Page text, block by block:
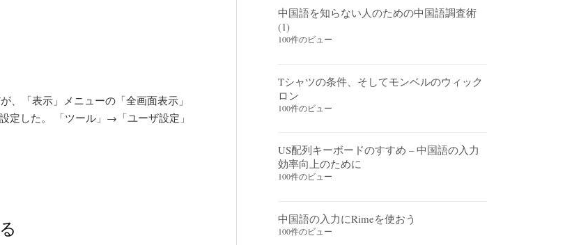
、「表示」メニューの「全画面表示」
定した。 「ツール」→「ユーザ設定」
中国語を知らない人のための中国語調査術
(1)
100件のビュー
Tシャツの条件、そしてモンベルのウィック
ロン
100件のビュー
US配列キーボードのすすめ – 中国語の入力
効率向上のために
100件のビュー
中国語の入力にRimeを使おう
100件のビュー